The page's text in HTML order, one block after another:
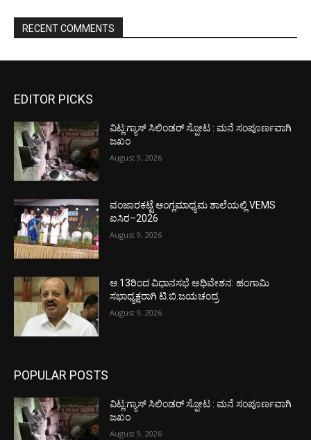
RECENT COMMENTS
EDITOR PICKS
ವಿಟ್ಲ:ಗ್ಯಾಸ್ ಸಿಲಿಂಡರ್ ಸ್ಪೋಟ : ಮನೆ ಸಂಪೂರ್ಣವಾಗಿ
ಜಖಂ
August 9, 2026
ವಂಜಾರಕಟ್ಟೆ ಆಂಗ್ಲಮಾಧ್ಯಮ ಶಾಲೆಯಲ್ಲಿ VEMS
ಐಸಿರ–2026
August 9, 2026
ಆ.13ರಿಂದ ವಿಧಾನಸಭೆ ಅಧಿವೇಶನ: ಹಂಗಾಮಿ
ಸಭಾಧ್ಯಕ್ಷರಾಗಿ ಟಿ.ಬಿ.ಜಯಚಂದ್ರ
August 9, 2026
POPULAR POSTS
ವಿಟ್ಲ:ಗ್ಯಾಸ್ ಸಿಲಿಂಡರ್ ಸ್ಪೋಟ : ಮನೆ ಸಂಪೂರ್ಣವಾಗಿ
ಜಖಂ
August 9, 2026